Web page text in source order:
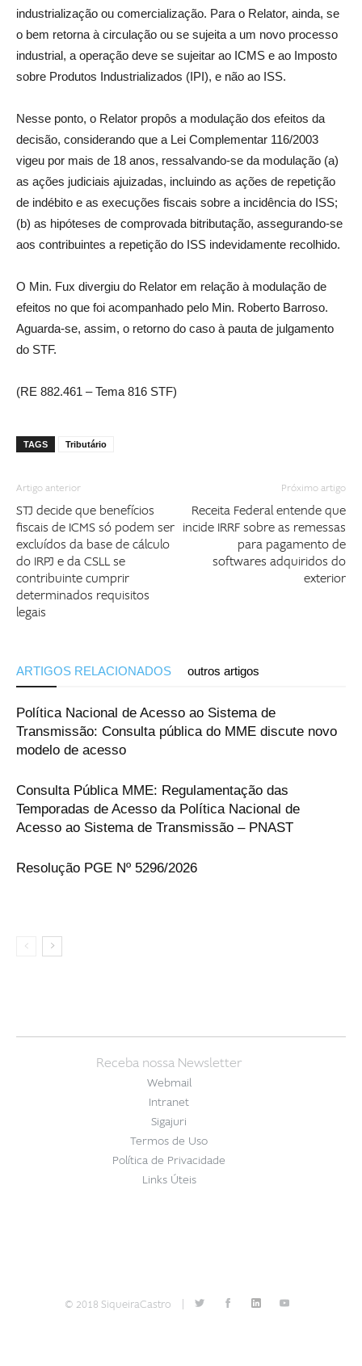
industrialização ou comercialização. Para o Relator, ainda, se
o bem retorna à circulação ou se sujeita a um novo processo
industrial, a operação deve se sujeitar ao ICMS e ao Imposto
sobre Produtos Industrializados (IPI), e não ao ISS.
Nesse ponto, o Relator propôs a modulação dos efeitos da
decisão, considerando que a Lei Complementar 116/2003
vigeu por mais de 18 anos, ressalvando-se da modulação (a)
as ações judiciais ajuizadas, incluindo as ações de repetição
de indébito e as execuções fiscais sobre a incidência do ISS;
(b) as hipóteses de comprovada bitributação, assegurando-se
aos contribuintes a repetição do ISS indevidamente recolhido.
O Min. Fux divergiu do Relator em relação à modulação de
efeitos no que foi acompanhado pelo Min. Roberto Barroso.
Aguarda-se, assim, o retorno do caso à pauta de julgamento
do STF.
(RE 882.461 – Tema 816 STF)
TAGS Tributário
Artigo anterior
STJ decide que benefícios
fiscais de ICMS só podem ser
excluídos da base de cálculo
do IRPJ e da CSLL se
contribuinte cumprir
determinados requisitos
legais
Próximo artigo
Receita Federal entende que
incide IRRF sobre as remessas
para pagamento de
softwares adquiridos do
exterior
ARTIGOS RELACIONADOS outros artigos
Política Nacional de Acesso ao Sistema de
Transmissão: Consulta pública do MME discute novo
modelo de acesso
Consulta Pública MME: Regulamentação das
Temporadas de Acesso da Política Nacional de
Acesso ao Sistema de Transmissão – PNAST
Resolução PGE Nº 5296/2026
Receba nossa Newsletter
Webmail
Intranet
Sigajuri
Termos de Uso
Política de Privacidade
Links Úteis
© 2018 SiqueiraCastro